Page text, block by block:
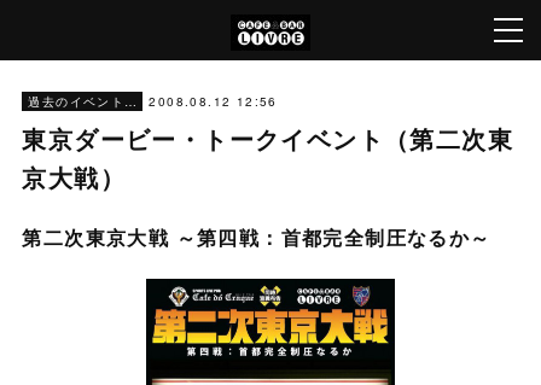
過去のイベント（'05～'22）[Archive] 2008.08.12 12:56
東京ダービー・トークイベント（第二次東
京大戦）
第二次東京大戦 ～第四戦：首都完全制圧なるか～